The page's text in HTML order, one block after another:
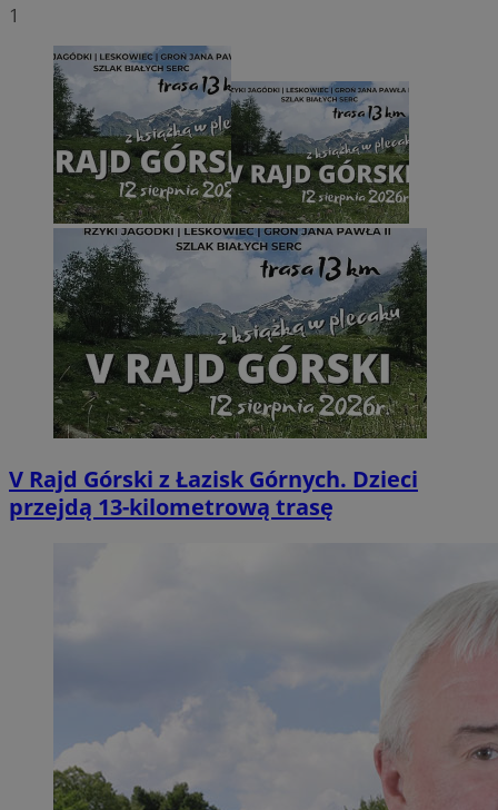
1
V Rajd Górski z Łazisk Górnych. Dzieci
przejdą 13-kilometrową trasę